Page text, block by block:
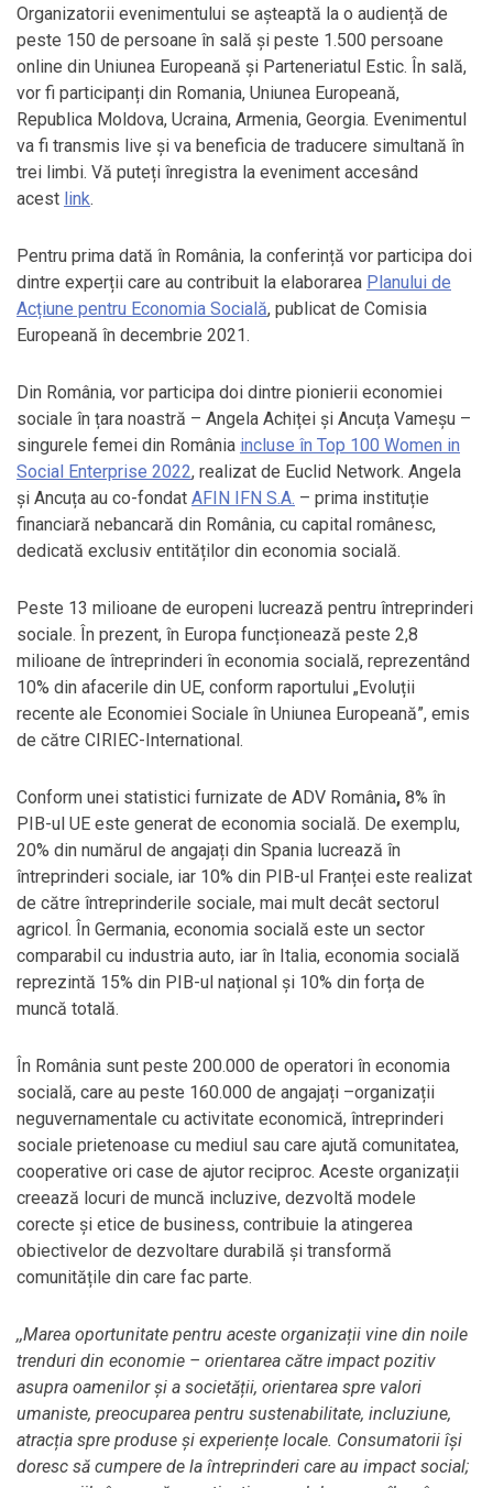
Organizatorii evenimentului se așteaptă la o audiență de
peste 150 de persoane în sală și peste 1.500 persoane
online din Uniunea Europeană și Parteneriatul Estic. În sală,
vor fi participanți din Romania, Uniunea Europeană,
Republica Moldova, Ucraina, Armenia, Georgia. Evenimentul
va fi transmis live și va beneficia de traducere simultană în
trei limbi. Vă puteți înregistra la eveniment accesând
acest link.
Pentru prima dată în România, la conferință vor participa doi
dintre experții care au contribuit la elaborarea Planului de
Acțiune pentru Economia Socială, publicat de Comisia
Europeană în decembrie 2021.
Din România, vor participa doi dintre pionierii economiei
sociale în țara noastră – Angela Achiței și Ancuța Vameșu –
singurele femei din România incluse în Top 100 Women in
Social Enterprise 2022, realizat de Euclid Network. Angela
și Ancuța au co-fondat AFIN IFN S.A. – prima instituție
financiară nebancară din România, cu capital românesc,
dedicată exclusiv entităților din economia socială.
Peste 13 milioane de europeni lucrează pentru întreprinderi
sociale. În prezent, în Europa funcționează peste 2,8
milioane de întreprinderi în economia socială, reprezentând
10% din afacerile din UE, conform raportului „Evoluții
recente ale Economiei Sociale în Uniunea Europeană”, emis
de către CIRIEC-International.
Conform unei statistici furnizate de ADV România, 8% în
PIB-ul UE este generat de economia socială. De exemplu,
20% din numărul de angajați din Spania lucrează în
întreprinderi sociale, iar 10% din PIB-ul Franței este realizat
de către întreprinderile sociale, mai mult decât sectorul
agricol. În Germania, economia socială este un sector
comparabil cu industria auto, iar în Italia, economia socială
reprezintă 15% din PIB-ul național și 10% din forța de
muncă totală.
În România sunt peste 200.000 de operatori în economia
socială, care au peste 160.000 de angajați –organizații
neguvernamentale cu activitate economică, întreprinderi
sociale prietenoase cu mediul sau care ajută comunitatea,
cooperative ori case de ajutor reciproc. Aceste organizații
creează locuri de muncă incluzive, dezvoltă modele
corecte și etice de business, contribuie la atingerea
obiectivelor de dezvoltare durabilă și transformă
comunitățile din care fac parte.
,,Marea oportunitate pentru aceste organizații vine din noile
trenduri din economie – orientarea către impact pozitiv
asupra oamenilor și a societății, orientarea spre valori
umaniste, preocuparea pentru sustenabilitate, incluziune,
atracția spre produse și experiențe locale. Consumatorii își
doresc să cumpere de la întreprinderi care au impact social;